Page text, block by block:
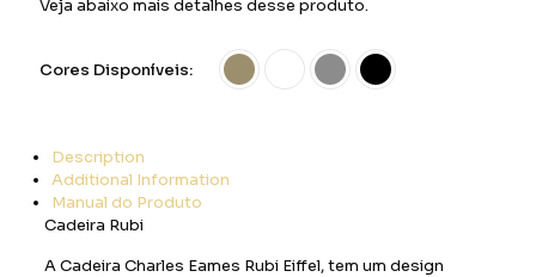
Veja abaixo mais detalhes desse produto.
Cores Disponíveis:
Description
Additional Information
Manual do Produto
Cadeira Rubi
A Cadeira Charles Eames Rubi Eiffel, tem um design